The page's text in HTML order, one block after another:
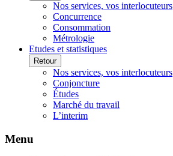
Nos services, vos interlocuteurs
Concurrence
Consommation
Métrologie
Etudes et statistiques
Retour
Nos services, vos interlocuteurs
Conjoncture
Études
Marché du travail
L’interim
Menu